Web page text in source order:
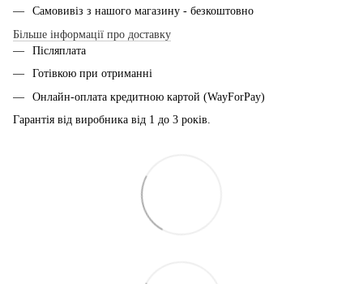
Самовивіз з нашого магазину - безкоштовно
Більше інформації про доставку
Післяплата
Готівкою при отриманні
Онлайн-оплата кредитною картой (WayForPay)
Гарантія від виробника від 1 до 3 років.